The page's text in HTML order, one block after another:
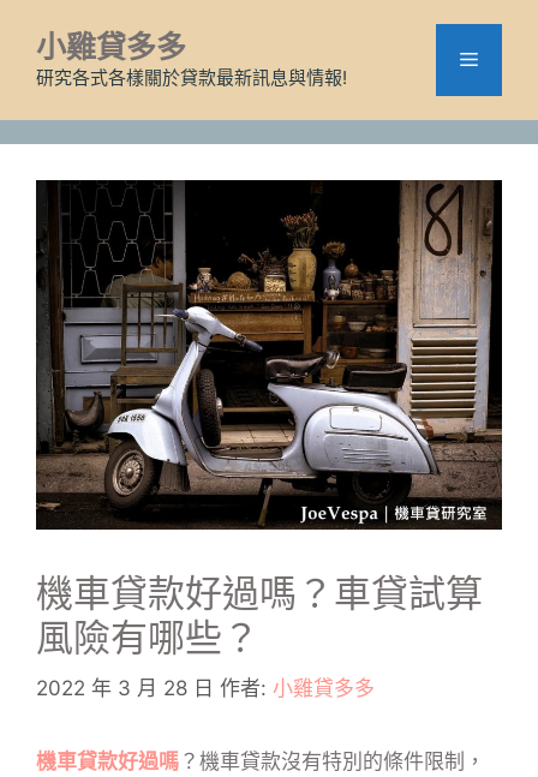
小雞貸多多
研究各式各樣關於貸款最新訊息與情報!
選
機車貸款好過嗎？車貸試算
風險有哪些？
2022 年 3 月 28 日 作者: 小雞貸多多
機車貸款好過嗎 ？機車貸款沒有特別的條件限制，